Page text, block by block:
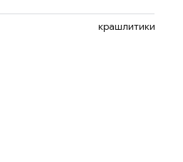
крашлитики